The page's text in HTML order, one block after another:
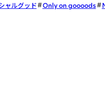
ャルグッド
Only on goooods